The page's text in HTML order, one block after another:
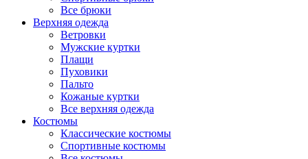
Все брюки
Верхняя одежда
Ветровки
Мужские куртки
Плащи
Пуховики
Пальто
Кожаные куртки
Все верхняя одежда
Костюмы
Классические костюмы
Спортивные костюмы